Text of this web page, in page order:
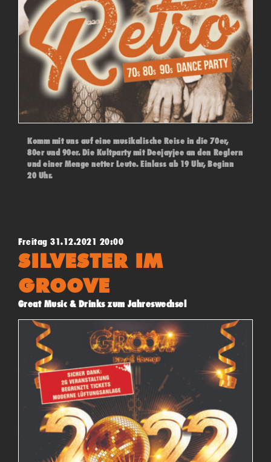
Komm mit uns auf eine musikalische Reise in die 70er,
80er und 90er. Die Kultparty mit Deejayjee an den Reglern
und einer Menge netter Leute. Einlass ab 19 Uhr, Beginn
20 Uhr.
Freitag 31.12.2021 20:00
SILVESTER IM
GROOVE
Great Music & Drinks zum Jahreswechsel